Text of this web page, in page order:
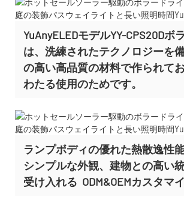
YuAnyELEDモデルYY-CPS20Dボ
は、洗練されたテクノロジーを
の高い高品質の材料で作られて
わたる使用のためです。
ランプボディの優れた熱散逸性
シンプルな外観、建物との高い
受け入れる ODM&OEMカスタマ